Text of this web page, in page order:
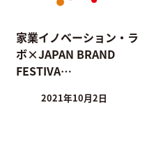
家業イノベーション・ラ
ボ×JAPAN BRAND
FESTIVA…
2021年10月2日